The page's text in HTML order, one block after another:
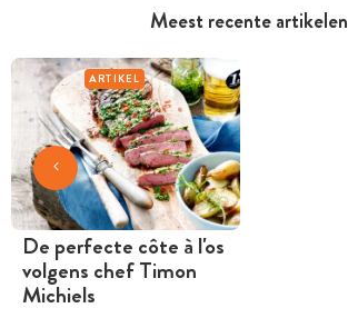
Meest recente artikelen
ARTIKEL
De perfecte côte à l'os
volgens chef Timon
Michiels